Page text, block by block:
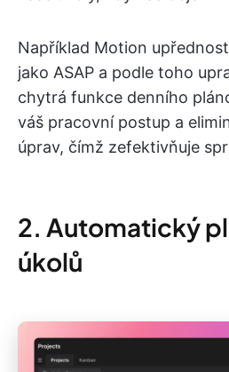
Například Motion
jako ASAP a podle toho
chytrá funkce denního
váš pracovní postup a
úprav, čímž zefektivňuje
2. Automatický
úkolů